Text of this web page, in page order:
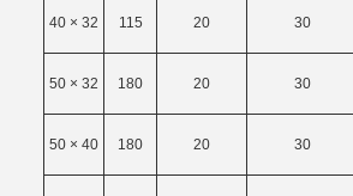
40 × 32 115 20 30
50 × 32 180 20 30
50 × 40 180 20 30